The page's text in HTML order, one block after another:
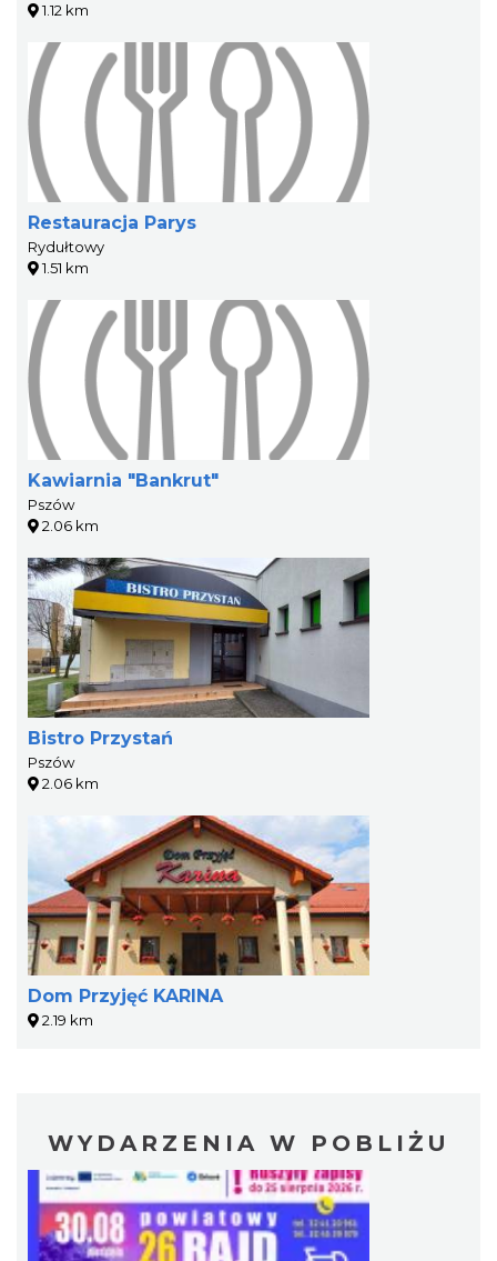
1.12 km
Restauracja Parys
Rydułtowy
1.51 km
Kawiarnia "Bankrut"
Pszów
2.06 km
Bistro Przystań
Pszów
2.06 km
Dom Przyjęć KARINA
2.19 km
WYDARZENIA W POBLIŻU